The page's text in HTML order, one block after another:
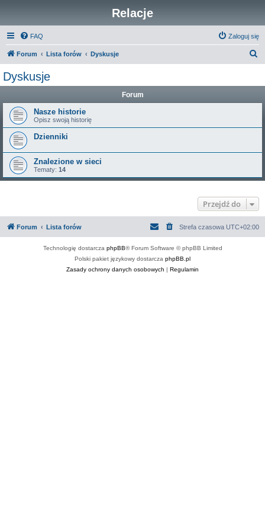
Relacje
FAQ Zaloguj się
Forum Lista forów Dyskusje
Dyskusje
Forum
Nasze historie
Opisz swoją historię
Dzienniki
Znalezione w sieci
Tematy: 14
Przejdź do
Forum Lista forów Strefa czasowa UTC+02:00
Technologię dostarcza phpBB® Forum Software © phpBB Limited
Polski pakiet językowy dostarcza phpBB.pl
Zasady ochrony danych osobowych | Regulamin